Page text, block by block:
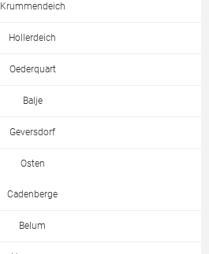
Krummendeich
Hollerdeich
Oederquart
Balje
Geversdorf
Osten
Cadenberge
Belum